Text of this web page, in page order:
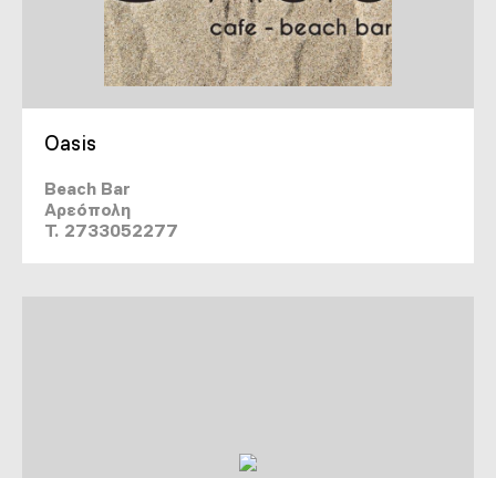
Oasis
Beach Bar
Αρεόπολη
T. 2733052277